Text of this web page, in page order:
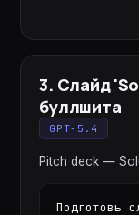
3. Слайд
буллшита
GPT-5.4
Pitch deck —